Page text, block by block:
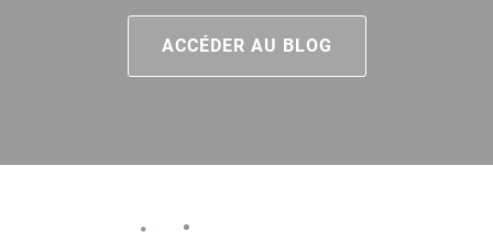
ACCÉDER AU BLOG